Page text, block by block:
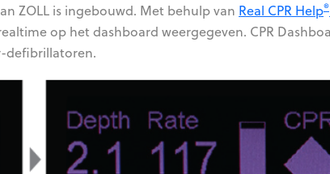
ZOLL is ingebouwd. Met behulp van Real CPR Help®
op het dashboard weergegeven. CPR
defibrillatoren.